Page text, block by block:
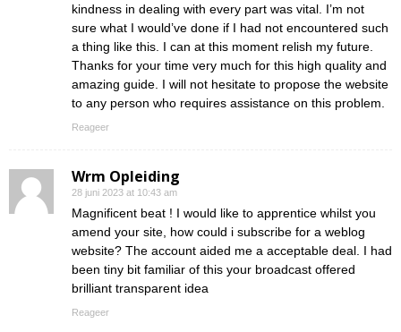
kindness in dealing with every part was vital. I’m not
sure what I would’ve done if I had not encountered such
a thing like this. I can at this moment relish my future.
Thanks for your time very much for this high quality and
amazing guide. I will not hesitate to propose the website
to any person who requires assistance on this problem.
Reageer
Wrm Opleiding
28 juni 2023 at 10:43 am
Magnificent beat ! I would like to apprentice whilst you
amend your site, how could i subscribe for a weblog
website? The account aided me a acceptable deal. I had
been tiny bit familiar of this your broadcast offered
brilliant transparent idea
Reageer